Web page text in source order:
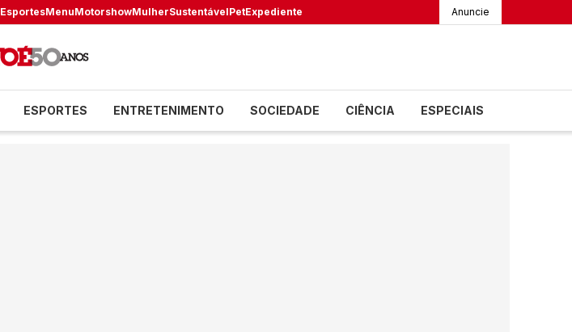
EsportesMenuMotorshowMulherSustentávelPetExpediente Anuncie
ESPORTES ENTRETENIMENTO SOCIEDADE CIÊNCIA ESPECIAIS